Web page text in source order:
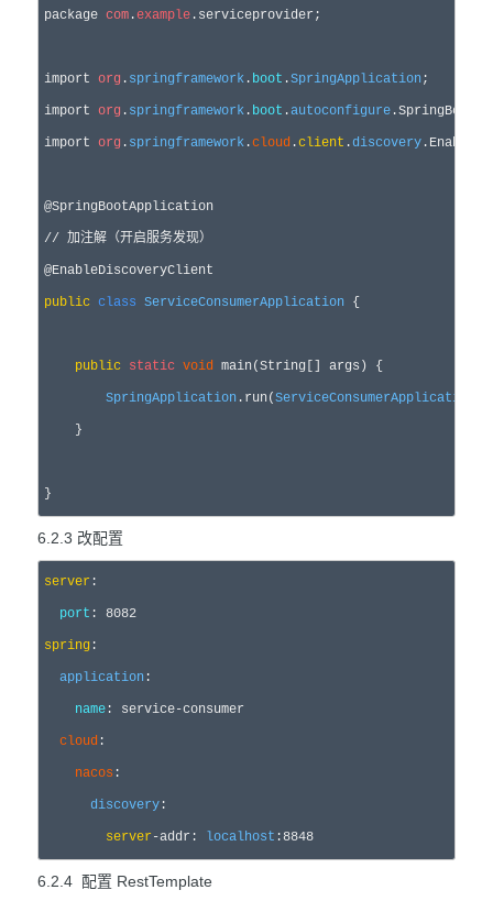
package com .example .serviceprovider;
import org . springframework . boot .SpringApplication ;
import org . springframework . boot .autoconfigure
import org . springframework .cloud .client .discovery
// 加注解（开启服务发现）
public class ServiceConsumerApplication {
public static void main(String[] args) {
SpringApplication .run(ServiceConsumerApplication
    }
}
6.2.3 改配置
server :
port : 8082
spring :
application :
name : service-consumer
cloud :
nacos :
discovery :
server -addr: localhost :8848
6.2.4 配置 RestTemplate